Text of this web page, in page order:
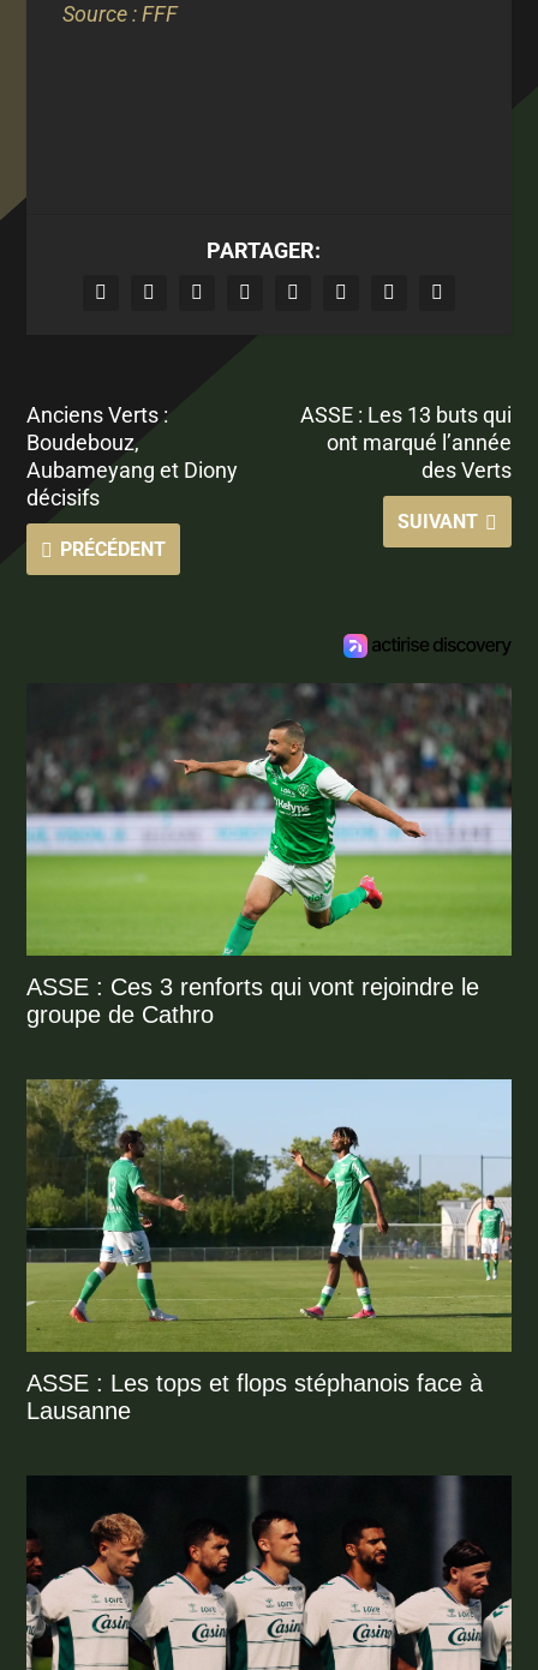
Source : FFF
PARTAGER:
Anciens Verts :
Boudebouz,
Aubameyang et Diony
décisifs
PRÉCÉDENT
ASSE : Les 13 buts qui
ont marqué l’année
des Verts
SUIVANT
ASSE : Ces 3 renforts qui vont rejoindre le
groupe de Cathro
ASSE : Les tops et flops stéphanois face à
Lausanne